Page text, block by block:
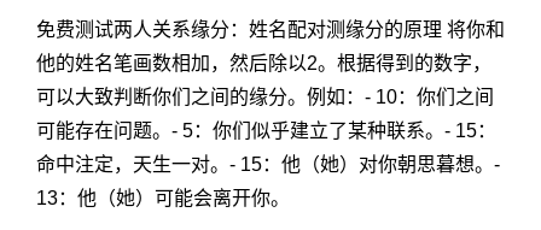
免费测试两人关系缘分：姓名配对测缘分的原理 将你和
他的姓名笔画数相加，然后除以2。根据得到的数字，
可以大致判断你们之间的缘分。例如：- 10：你们之间
可能存在问题。- 5：你们似乎建立了某种联系。- 15：
命中注定，天生一对。- 15：他（她）对你朝思暮想。-
13：他（她）可能会离开你。